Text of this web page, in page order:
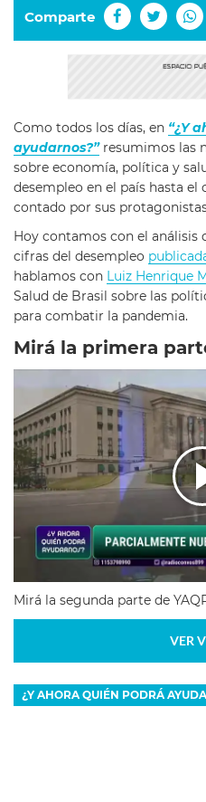
Comparte
Como todos los días, en “¿Y
ayudarnos?”resumimos las
sobre economía, política y
desempleo en el país hasta el
contado por sus
Hoy contamos con el análisis
cifras del desempleo
hablamos con Luiz Henrique
Salud de Brasil sobre las
para combatir la pandemia.
Mirá la primera
Mirá la segunda parte de
VER
¿Y AHORA QUIÉN PODRÁ